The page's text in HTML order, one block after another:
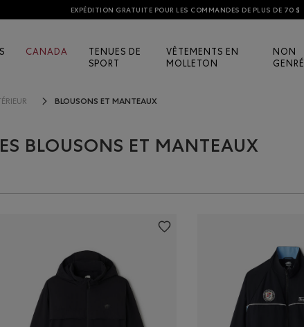
EXPÉDITION GRATUITE POUR LES COMMANDES DE PLUS DE 70 $
CANADA
TENUES DE
SPORT
VÊTEMENTS EN
MOLLETON
NON
GENRÉ
BLOUSONS ET MANTEAUX
BLOUSONS ET MANTEAUX